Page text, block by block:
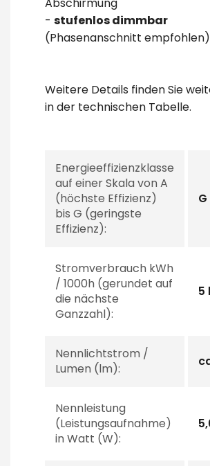
- stufenlosdimmbar
(Phasenanschnitt empfohlen)
Weitere Details finden Sie
in der technischen Tabelle.
Energieeffizienzklasse
auf einer Skala von A
(höchste Effizienz)
bis G (geringste
Effizienz):
G
Stromverbrauch kWh
/ 1000h (gerundet auf
die nächste
Ganzzahl):
5
Nennlichtstrom /
Lumen (lm):
Nennleistung
(Leistungsaufnahme)
in Watt (W):